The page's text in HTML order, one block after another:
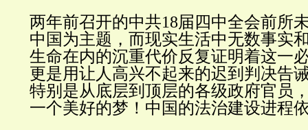
两年前召开的中共18届四中全会前所
中国为主题，而现实生活中无数事实
生命在内的沉重代价反复证明着这一
更是用让人高兴不起来的迟到判决告
特别是从底层到顶层的各级政府官员
一个美好的梦！中国的法治建设进程